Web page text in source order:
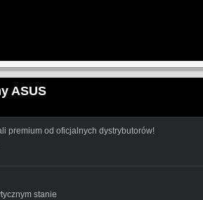
ASUS
premium od oficjalnych dystrybutorów!
stanie